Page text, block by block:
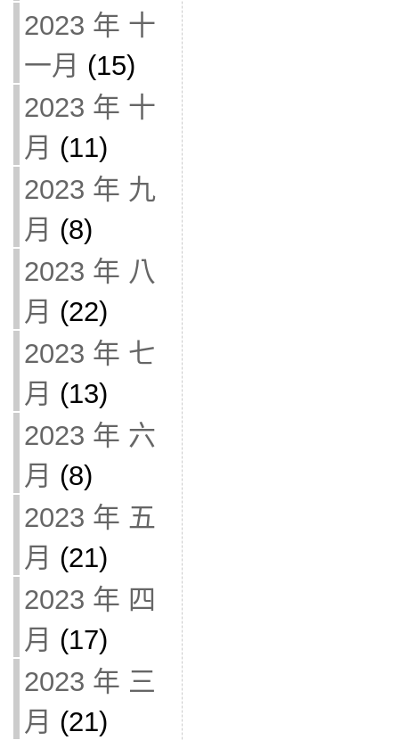
2023 年 十
一月 (15)
2023 年 十
月 (11)
2023 年 九
月 (8)
2023 年 八
月 (22)
2023 年 七
月 (13)
2023 年 六
月 (8)
2023 年 五
月 (21)
2023 年 四
月 (17)
2023 年 三
月 (21)